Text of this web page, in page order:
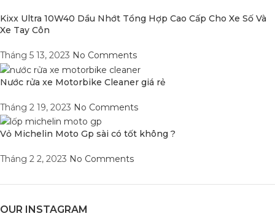
Kixx Ultra 10W40 Dầu Nhớt Tổng Hợp Cao Cấp Cho Xe Số Và
Xe Tay Côn
Tháng 5 13, 2023 No Comments
Nước rửa xe Motorbike Cleaner giá rẻ
Tháng 2 19, 2023 No Comments
Vỏ Michelin Moto Gp sài có tốt không ?
Tháng 2 2, 2023 No Comments
OUR INSTAGRAM